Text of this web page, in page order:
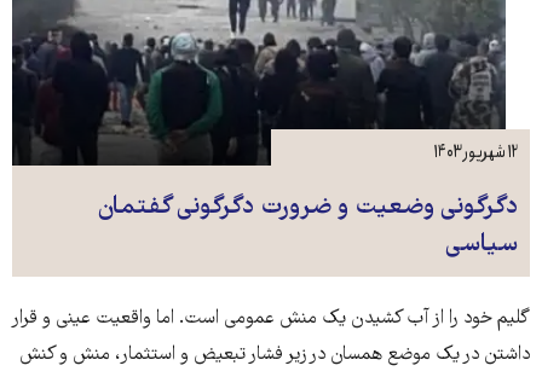
دگرگونی وضعیت و ضرورت دگرگونی گفتمان
سیاسی
۱۲ شهریور ۱۴۰۳
گلیم خود را از آب کشیدن یک منش عمومی است. اما واقعیت عینی و قرار
داشتن در یک موضع همسان در زیر فشار تبعیض و استثمار، منش و کنش